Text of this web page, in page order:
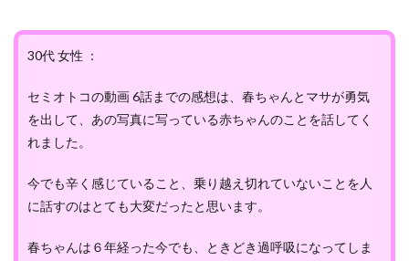
30代 女性 ：
セミオトコの動画 6話までの感想は、春ちゃんとマサが勇気
を出して、あの写真に写っている赤ちゃんのことを話してく
れました。
今でも辛く感じていること、乗り越え切れていないことを人
に話すのはとても大変だったと思います。
春ちゃんは６年経った今でも、ときどき過呼吸になってしま